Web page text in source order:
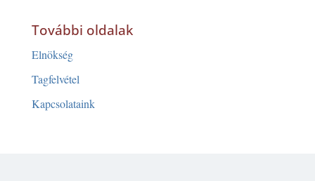
További oldalak
Elnökség
Tagfelvétel
Kapcsolataink